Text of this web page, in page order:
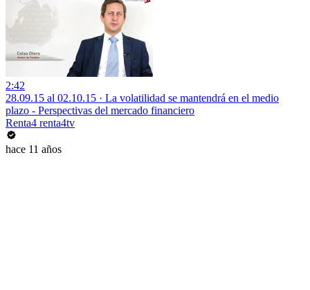
2:42
28.09.15 al 02.10.15 · La volatilidad se mantendrá en el medio
plazo - Perspectivas del mercado financiero
Renta4 renta4tv
hace 11 años